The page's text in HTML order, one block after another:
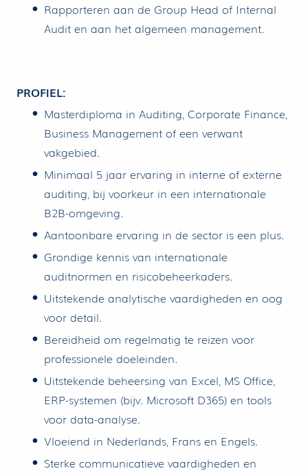
Rapporteren aan de Group Head of Internal
Audit en aan het algemeen management.
PROFIEL:
Masterdiploma in Auditing, Corporate Finance,
Business Management of een verwant
vakgebied.
Minimaal 5 jaar ervaring in interne of externe
auditing, bij voorkeur in een internationale
B2B-omgeving.
Aantoonbare ervaring in de sector is een plus.
Grondige kennis van internationale
auditnormen en risicobeheerkaders.
Uitstekende analytische vaardigheden en oog
voor detail.
Bereidheid om regelmatig te reizen voor
professionele doeleinden.
Uitstekende beheersing van Excel, MS Office,
ERP-systemen (bijv. Microsoft D365) en tools
voor data-analyse.
Vloeiend in Nederlands, Frans en Engels.
Sterke communicatieve vaardigheden en